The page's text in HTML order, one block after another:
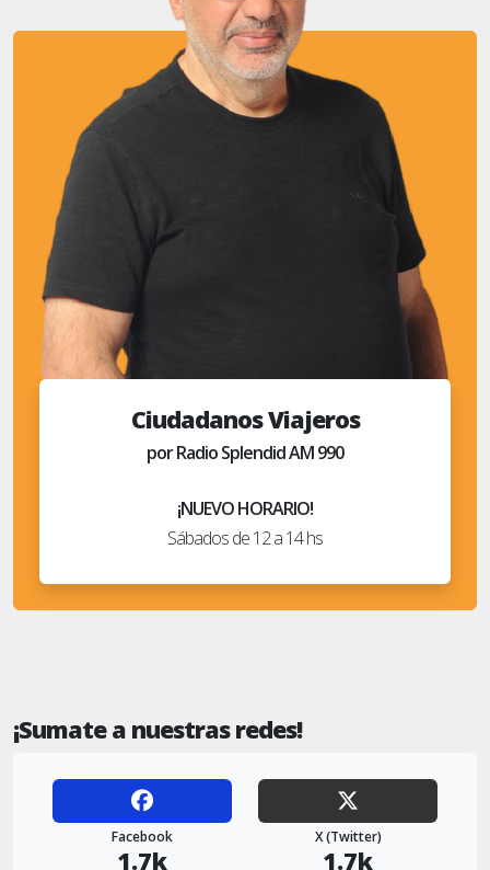
Ciudadanos Viajeros
por Radio Splendid AM 990
¡NUEVO HORARIO!
Sábados de 12 a 14 hs